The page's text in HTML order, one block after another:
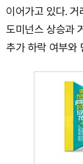
이어가고 있다.
도미넌스 상승과
추가 하락 여부와